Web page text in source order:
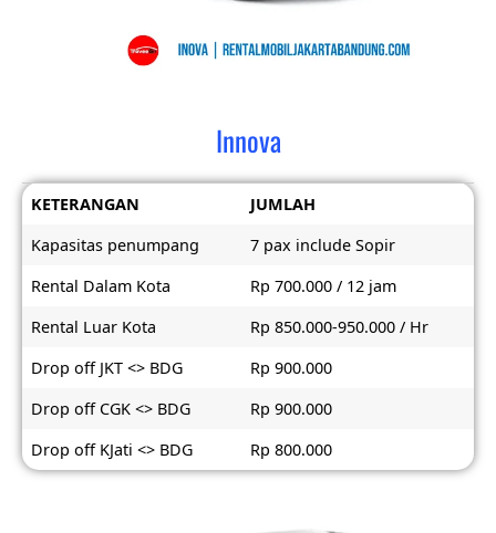
Innova
KETERANGAN
JUMLAH
Kapasitas penumpang
7 pax include Sopir
Rental Dalam Kota
Rp 700.000 / 12 jam
Rental Luar Kota
Rp 850.000-950.000 / Hr
Drop off JKT <> BDG
Rp 900.000
Drop off CGK <> BDG
Rp 900.000
Drop off KJati <> BDG
Rp 800.000